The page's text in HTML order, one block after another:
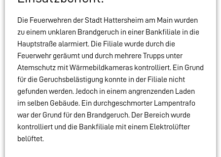
Die Feuerwehren der Stadt Hattersheim am Main wurden
zu einem unklaren Brandgeruch in einer Bankfiliale in die
Hauptstraße alarmiert. Die Filiale wurde durch die
Feuerwehr geräumt und durch mehrere Trupps unter
Atemschutz mit Wärmebildkameras kontrolliert. Ein Grund
für die Geruchsbelästigung konnte in der Filiale nicht
gefunden werden. Jedoch in einem angrenzenden Laden
im selben Gebäude. Ein durchgeschmorter Lampentrafo
war der Grund für den Brandgeruch. Der Bereich wurde
kontrolliert und die Bankfiliale mit einem Elektrolüfter
belüftet.